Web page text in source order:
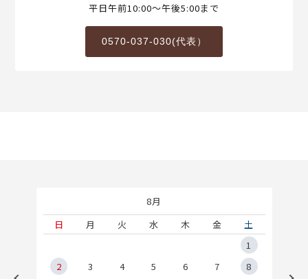
平日午前10:00～午後5:00まで
0570-037-030(代表）
8月
日
月 火 水 木 金
土
1
2
3 4 5 6 7
8